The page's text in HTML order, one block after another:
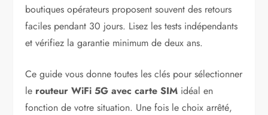
boutiques opérateurs proposent souvent des retours
faciles pendant 30 jours. Lisez les tests indépendants
et vérifiez la garantie minimum de deux ans.
Ce guide vous donne toutes les clés pour sélectionner
le routeur WiFi 5G avec carte SIM idéal en
fonction de votre situation. Une fois le choix arrêté,